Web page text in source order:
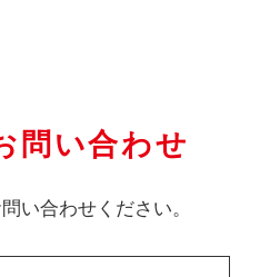
問い合わせ
い合わせください。